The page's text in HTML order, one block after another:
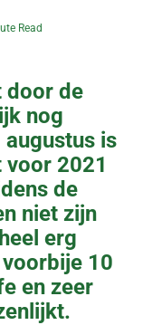
Read
door de
nog
augustus is
2021
de
niet zijn
erg
10
en zeer